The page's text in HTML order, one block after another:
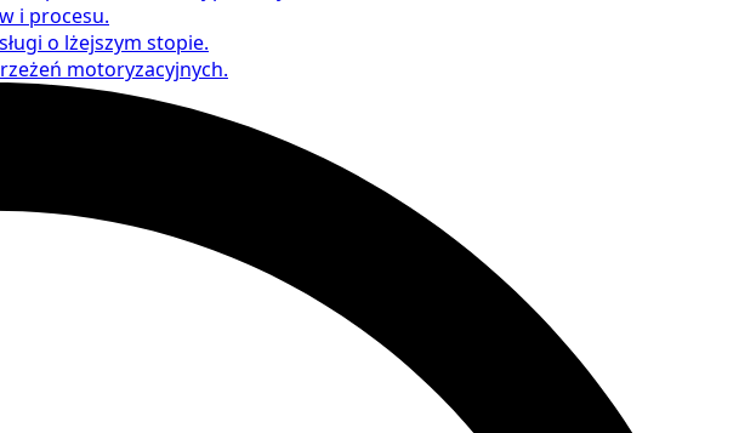
i procesu.
o lżejszym stopie.
motoryzacyjnych.